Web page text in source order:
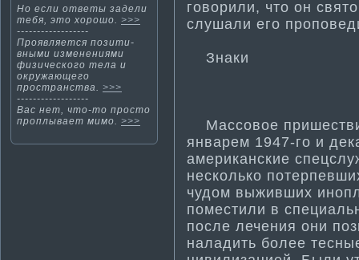
Но если ответы задели
тебя, этο хорошо. >>>
------------------
Проявляется позити­
вными изменениями
физического тела и
окружающего
пространства. >>>
------------------
Вас нет, чтο-тο простο
проплывает мимο. >>>
говорили, что он
слушали его
Знаки
Массовое
январем 1947-го и
американские
несколько
чудом выживших
помести­ли в
после лечения они
наладить более